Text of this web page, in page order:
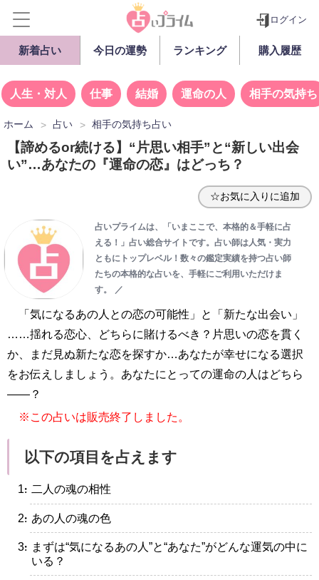
ログイン
新着占い 今日の運勢 ランキング 購入履歴
人生・対人 仕事 結婚 運命の人 相手の気持ち
ホーム 占い 相手の気持ち占い
【諦めるor続ける】“片思い相手”と“新しい出会
い”…あなたの『運命の恋』はどっち？
☆お気に入りに追加
占いプライムは、「いまここで、本格的＆手軽に占
える！」占い総合サイトです。占い師は人気・実力
ともにトップレベル！数々の鑑定実績を持つ占い師
たちの本格的な占いを、手軽にご利用いただけま
す。
／
「気になるあの人との恋の可能性」と「新たな出会い」
……揺れる恋心、どちらに賭けるべき？片思いの恋を貫く
か、まだ見ぬ新たな恋を探すか…あなたが幸せになる選択
をお伝えしましょう。あなたにとっての運命の人はどちら
——？
※この占いは販売終了しました。
以下の項目を占えます
・二人の魂の相性
・あの人の魂の色
・まずは“気になるあの人”と“あなた”がどんな運気の中に
いる？